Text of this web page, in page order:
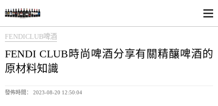
FENDICLUB啤酒
FENDI CLUB時尚啤酒分享有關精釀啤酒的
原材料知識
發佈時間： 2023-08-20 12:50:04